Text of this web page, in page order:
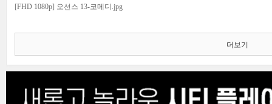
[FHD 1080p] 오션스 13-코메디.jpg
더보기